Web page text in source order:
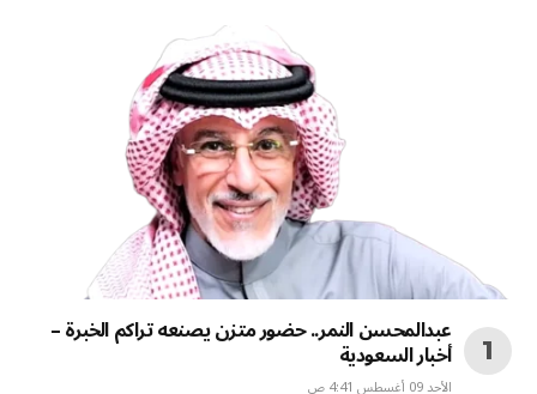
عبدالمحسن النمر.. حضور متزن يصنعه تراكم الخبرة –
أخبار السعودية
الأحد 09 أغسطس 4:41 ص